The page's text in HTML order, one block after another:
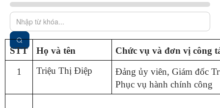
STT Họ và tên Chức vụ và đơn vị công
1 Triệu Thị Điệp
Đảng ủy viên, Giám đốc
Phục vụ hành chính công